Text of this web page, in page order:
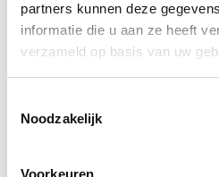
partners kunnen deze
informatie die u aan ze heeft
verzameld op basis van uw
Noodzakelijk
Voorkeuren